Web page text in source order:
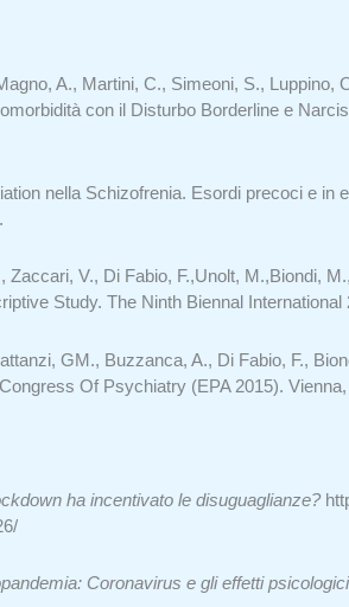
A., Martini, C., Simeoni, S., Luppino,
con il Disturbo Borderline e
nella Schizofrenia. Esordi precoci e in
Zaccari, V., Di Fabio, F.,Unolt, M.,Biondi,
Study. The Ninth Biennal
GM., Buzzanca, A., Di Fabio, F.,
Of Psychiatry (EPA 2015).
ha incentivato le disuguaglianze?
Coronavirus e gli effetti